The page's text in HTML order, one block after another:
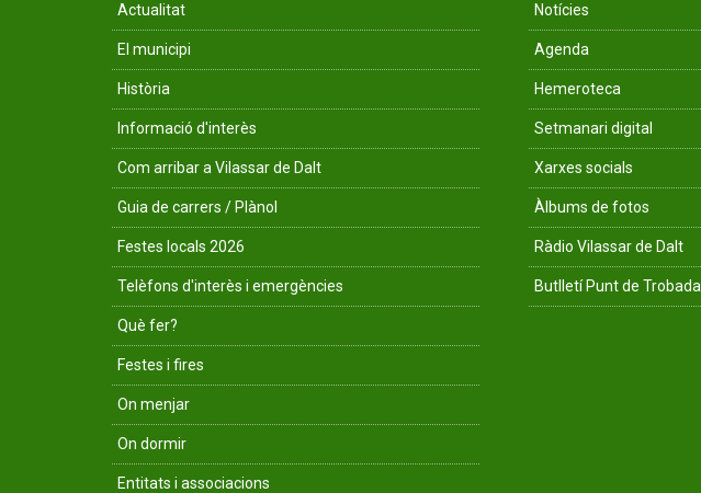
Actualitat
El municipi
Història
Informació d'interès
Com arribar a Vilassar de Dalt
Guia de carrers / Plànol
Festes locals 2026
Telèfons d'interès i emergències
Què fer?
Festes i fires
On menjar
On dormir
Entitats i associacions
Notícies
Agenda
Hemeroteca
Setmanari digital
Xarxes socials
Àlbums de fotos
Ràdio Vilassar de Dalt
Butlletí Punt de Trobada